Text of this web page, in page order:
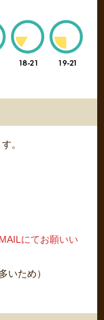
。
にてお願いい
いため）